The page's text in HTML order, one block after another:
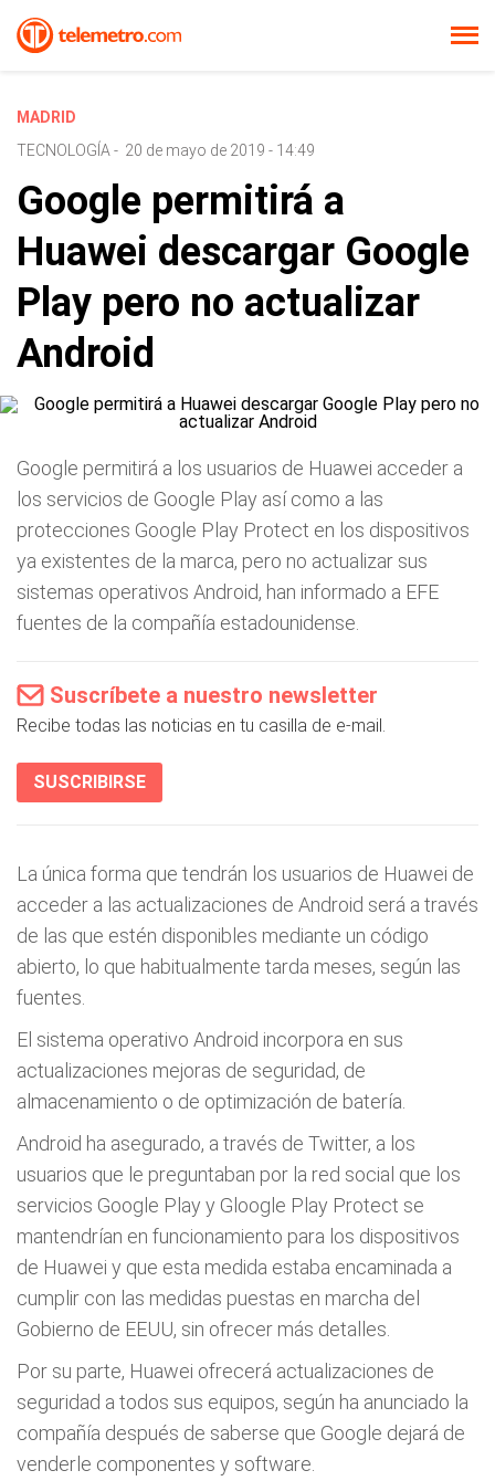
MADRID
TECNOLOGÍA - 20 de mayo de 2019 - 14:49
Google permitirá a
Huawei descargar Google
Play pero no actualizar
Android
Google permitirá a los usuarios de Huawei acceder a
los servicios de Google Play así como a las
protecciones Google Play Protect en los dispositivos
ya existentes de la marca, pero no actualizar sus
sistemas operativos Android, han informado a EFE
fuentes de la compañía estadounidense.
Suscríbete a nuestro newsletter
Recibe todas las noticias en tu casilla de e-mail.
SUSCRIBIRSE
La única forma que tendrán los usuarios de Huawei de
acceder a las actualizaciones de Android será a través
de las que estén disponibles mediante un código
abierto, lo que habitualmente tarda meses, según las
fuentes.
El sistema operativo Android incorpora en sus
actualizaciones mejoras de seguridad, de
almacenamiento o de optimización de batería.
Android ha asegurado, a través de Twitter, a los
usuarios que le preguntaban por la red social que los
servicios Google Play y Gloogle Play Protect se
mantendrían en funcionamiento para los dispositivos
de Huawei y que esta medida estaba encaminada a
cumplir con las medidas puestas en marcha del
Gobierno de EEUU, sin ofrecer más detalles.
Por su parte, Huawei ofrecerá actualizaciones de
seguridad a todos sus equipos, según ha anunciado la
compañía después de saberse que Google dejará de
venderle componentes y software.